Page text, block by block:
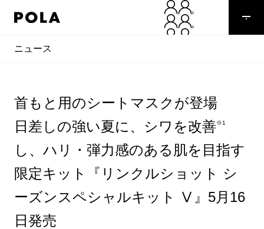
ニュース
首もと用のシートマスクが登場
日差しの強い夏に、シワを改善※1
し、ハリ・弾力感のある肌を目指す
限定キット『リンクルショット シ
ーズンスペシャルキット Ⅴ』5月16
日発売